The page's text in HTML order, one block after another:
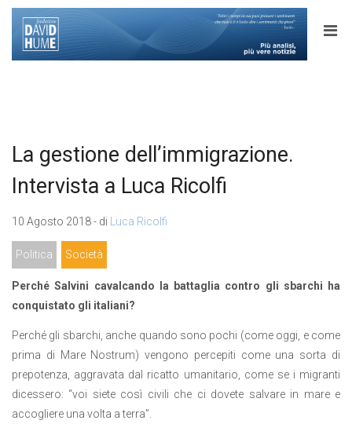
La gestione dell’immigrazione.
Intervista a Luca Ricolfi
10 Agosto 2018 - di Luca Ricolfi
Politica Società
Perché Salvini cavalcando la battaglia contro gli sbarchi ha
conquistato gli italiani?
Perché gli sbarchi, anche quando sono pochi (come oggi, e come
prima di Mare Nostrum) vengono percepiti come una sorta di
prepotenza, aggravata dal ricatto umanitario, come se i migranti
dicessero: “voi siete così civili che ci dovete salvare in mare e
accogliere una volta a terra”.